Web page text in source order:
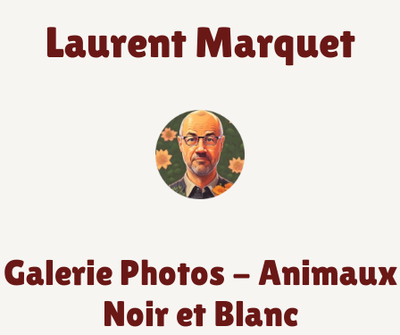
Laurent Marquet
Galerie Photos - Animaux
Noir et Blanc